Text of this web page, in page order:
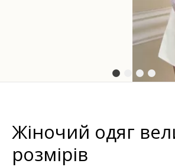
Жіночий одяг
розмірів